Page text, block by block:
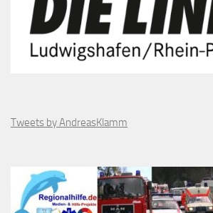
Tweets by AndreasKlamm